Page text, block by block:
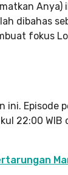
Anya)
dibahas
fokus
ini. Episode
22:00